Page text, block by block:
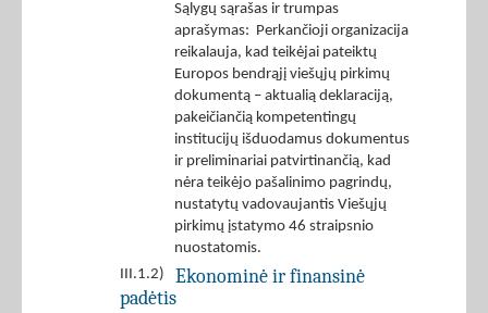
Sąlygų sąrašas ir trumpas
aprašymas: Perkančioji organizacija
reikalauja, kad teikėjai pateiktų
Europos bendrąjį viešųjų pirkimų
dokumentą – aktualią deklaraciją,
pakeičiančią kompetentingų
institucijų išduodamus dokumentus
ir preliminariai patvirtinančią, kad
nėra teikėjo pašalinimo pagrindų,
nustatytų vadovaujantis Viešųjų
pirkimų įstatymo 46 straipsnio
nuostatomis.
III.1.2)
Ekonominė ir finansinė
padėtis